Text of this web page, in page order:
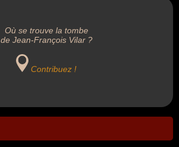
Où se trouve la tombe
de Jean-François Vilar ?
Contribuez !